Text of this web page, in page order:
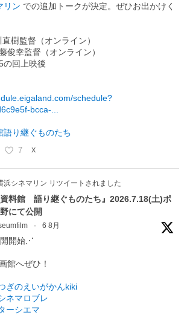
リン での追加トークが決定。ぜひお出かけく
樹監督（オンライン）
幸監督（オンライン）
回上映後
schedule?
bcca-...
語り継ぐものたち
7 X
浜シネマリン リツイートされました
料館 語り継ぐものたち』2026.7.18(土)ポ
にて公開
· 6 8月
開始⋰
館へぜひ！
ぎのえいがかんkiki
ネマロブレ
ーシエマ